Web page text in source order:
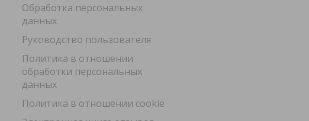
Обработка персональных
данных
Руководство пользователя
Политика в отношении
обработки персональных
данных
Политика в отношении cookie